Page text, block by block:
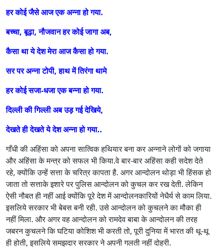
हर कोई जैसे आज एक अन्ना हो गया.
बच्चा, बूढ़ा, नौजवान हर कोई जागा अब,
कैसा था ये देश मेरा आज कैसा हो गया.
सर पर अन्ना टोपी, हाथ में तिरंगा थामे
हर कोई सजा-धजा एक बन्ना हो गया.
दिल्ली की गिल्ली अब उड़ गई देखिये,
देखते ही देखते ये देश अन्ना हो गया..
गाँधी की अहिंसा को अपना सात्विक हथियार बना कर अन्नाने लोगों को जगाया
और अहिंसा के मन्त्र को सफल भी किया.वे बार-बार अहिंसा कही सदेश देते
रहे, क्योंकि उन्हें सत्ता के चरित्र कापता है. अगर आन्दोलन थोड़ा भी हिंसक हो
जाता तो सत्ताके इशारे पर पुलिस आन्दोलन को कुचल कर रख देती. लेकिन
ऐसी नौबत ही नहीं आई क्योंकि पूरे देश में आन्दोलनकारियों नेधैर्य से काम लिया.
इसलिये सरकार भी बेबस बनी रही. उसे आन्दोलन को कुचलने का मौका ही
नहीं मिला. और अगर वह आन्दोलन को रामदेव बाबा के आन्दोलन की तरह
जबरन कुचलने कि घटिया कोशिश भी करती तो, पूरी दुनिया में भारत की थू-थू
ही होती, इसलिये समझदार सरकार ने अपनी गलती नहीं दोहरी.